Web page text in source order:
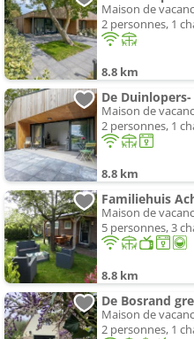
Maison de
2 personnes, 1
8.8 km
Maison de
2 personnes, 1
8.8 km
Familiehuis
Maison de
5 personnes, 3
8.8 km
De Bosrand
Maison de
2 personnes, 1